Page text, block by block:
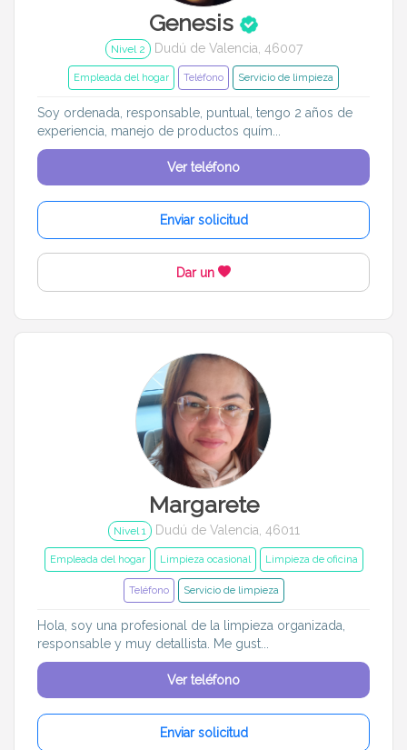
Genesis
Nivel 2 Dudú de Valencia, 46007
Empleada del hogar Teléfono Servicio de limpieza
Soy ordenada, responsable, puntual, tengo 2 años de
experiencia, manejo de productos quím...
Ver teléfono
Enviar solicitud
Dar un
Margarete
Nivel 1 Dudú de Valencia, 46011
Empleada del hogar Limpieza ocasional Limpieza de oficina
Teléfono Servicio de limpieza
Hola, soy una profesional de la limpieza organizada,
responsable y muy detallista. Me gust...
Ver teléfono
Enviar solicitud